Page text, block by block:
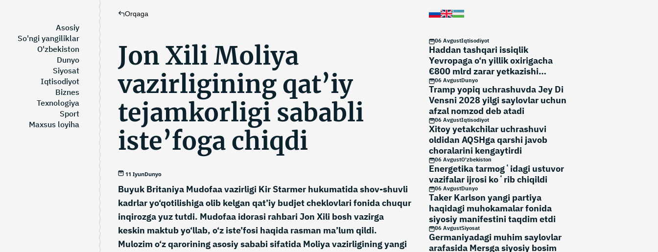
Asosiy
So'ngi yangiliklar
O'zbekiston
Dunyo
Siyosat
Iqtisodiyot
Biznes
Texnologiya
Sport
Maxsus loyiha
Orqaga
Jon Xili Moliya
vazirligining qat’iy
tejamkorligi sababli
iste’foga chiqdi
11 IyunDunyo
Buyuk Britaniya Mudofaa vazirligi Kir Starmer hukumatida shov-shuvli
kadrlar yo‘qotilishiga olib kelgan qat’iy budjet cheklovlari fonida chuqur
inqirozga yuz tutdi. Mudofaa idorasi rahbari Jon Xili bosh vazirga
keskin maktub yo‘llab, o‘z iste’fosi haqida rasman ma’lum qildi.
Mulozim o‘z qarorining asosiy sababi sifatida Moliya vazirligining yangi
06 AvgustIqtisodiyot
Haddan tashqari issiqlik
Yevropaga o‘n yillik oxirigacha
€800 mlrd zarar yetkazishi
mumkin
06 AvgustDunyo
Tramp yopiq uchrashuvda Jey Di
Vensni 2028 yilgi saylovlar uchun
afzal nomzod deb atadi
06 AvgustIqtisodiyot
Xitoy yetakchilar uchrashuvi
oldidan AQSHga qarshi javob
choralarini kengaytirdi
06 AvgustO'zbekiston
Energetika tarmogʻidagi ustuvor
vazifalar ijrosi koʻrib chiqildi
06 AvgustDunyo
Taker Karlson yangi partiya
haqidagi muhokamalar fonida
siyosiy manifestini taqdim etdi
06 AvgustSiyosat
Germaniyadagi muhim saylovlar
arafasida Mersga siyosiy bosim